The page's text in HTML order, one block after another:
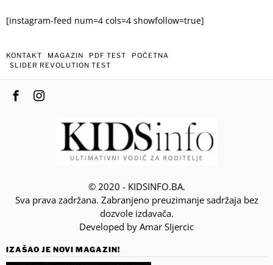
[instagram-feed num=4 cols=4 showfollow=true]
KONTAKT MAGAZIN PDF TEST
POČETNA
SLIDER REVOLUTION TEST
© 2020 - KIDSINFO.BA.
Sva prava zadržana. Zabranjeno preuzimanje sadržaja bez
dozvole izdavača.
Developed by Amar SIjercic
IZAŠAO JE NOVI MAGAZIN!